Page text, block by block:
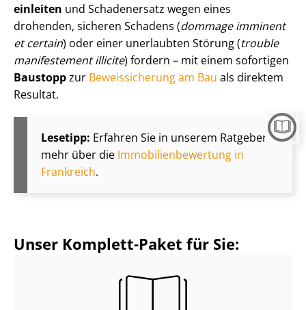
einleiten und Schadenersatz wegen eines
drohenden, sicheren Schadens (dommage imminent
et certain) oder einer unerlaubten Störung (trouble
manifestement illicite) fordern – mit einem sofortigen
Baustoppzur Beweissicherung am Bau als direktem
Resultat.
Lesetipp: Erfahren Sie in unserem Ratgeber
mehr über die Im­mo­bi­li­en­be­wer­tung in
Frankreich.
Unser Komplett-Paket für Sie: